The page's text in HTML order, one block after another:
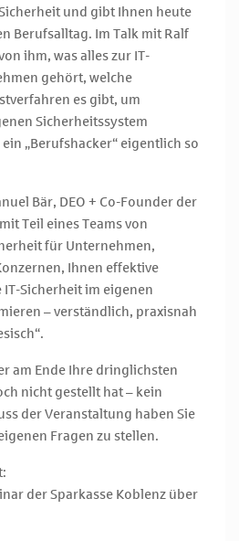
und gibt Ihnen heute
Berufsalltag. Im Talk mit Ralf
ihm, was alles zur IT-
gehört, welche
es gibt, um
Sicherheitssystem
„Berufshacker“ eigentlich so
Bär, DEO + Co-Founder der
Teil eines Teams von
für Unternehmen,
Ihnen effektive
Sicherheit im eigenen
– verständlich, praxisnah
am Ende Ihre dringlichsten
nicht gestellt hat – kein
der Veranstaltung haben Sie
Fragen zu stellen.
der Sparkasse Koblenz über